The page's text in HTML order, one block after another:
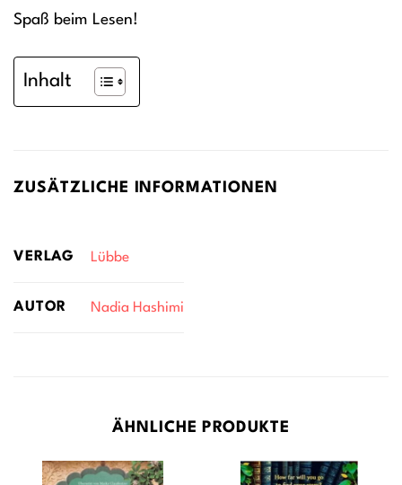
Spaß beim Lesen!
Inhalt
ZUSÄTZLICHE INFORMATIONEN
VERLAG Lübbe
AUTOR Nadia Hashimi
ÄHNLICHE PRODUKTE